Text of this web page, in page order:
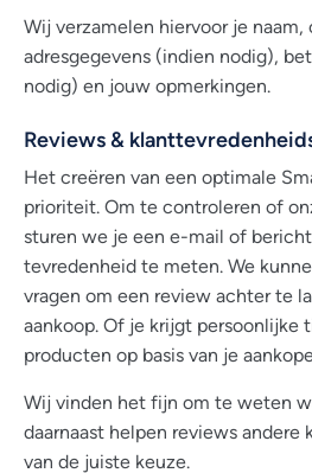
Wij verzamelen hiervoor je naam,
adresgegevens (indien nodig),
nodig) en jouw opmerkingen.
Reviews &
Het creëren van een optimale
prioriteit. Om te controleren of
sturen we je een e-mail of
tevredenheid te meten. We
vragen om een review achter te
aankoop. Of je krijgt persoonlijke
producten op basis van je
Wij vinden het fijn om te weten
daarnaast helpen reviews andere
van de juiste keuze.